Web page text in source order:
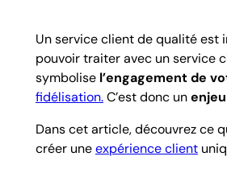
Un service client de qualité est
pouvoir traiter avec un service
symbolise l’engagement de
fidélisation.C’est donc un
Dans cet article, découvrez ce
créer uneexpérience client